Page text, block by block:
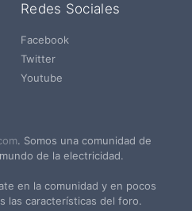
Redes Sociales
Facebook
Twitter
Youtube
. Somos una comunidad de
de la electricidad.
en la comunidad y en pocos
las características del foro.